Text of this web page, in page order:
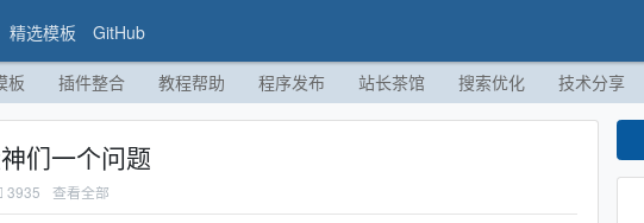
精选模板 GitHub
板 插件整合 教程帮助 程序发布 站长茶馆 搜索优化 技术分享
们一个问题
3935 查看全部